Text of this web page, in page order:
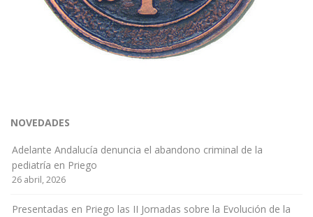
NOVEDADES
Adelante Andalucía denuncia el abandono criminal de la
pediatría en Priego
26 abril, 2026
Presentadas en Priego las II Jornadas sobre la Evolución de la